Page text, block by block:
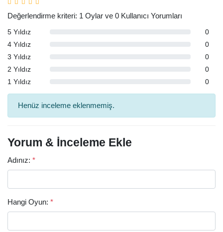
Değerlendirme kriteri: 1 Oylar ve 0 Kullanıcı Yorumları
5 Yıldız
0
4 Yıldız
0
3 Yıldız
0
2 Yıldız
0
1 Yıldız
0
Henüz inceleme eklenmemiş.
Yorum & İnceleme Ekle
Adınız: *
Hangi Oyun: *